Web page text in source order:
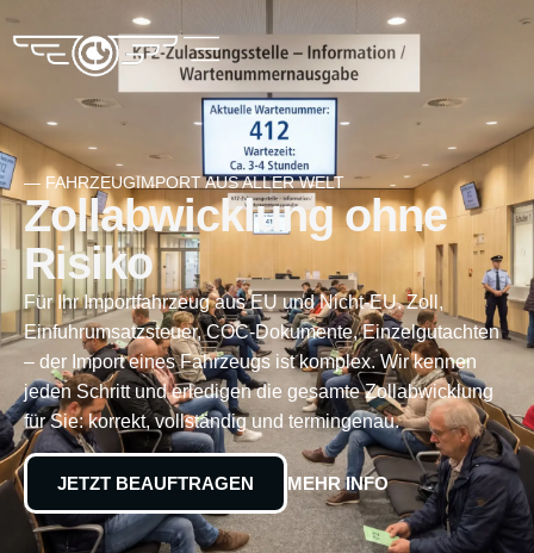
— FAHRZEUGIMPORT AUS ALLER WELT
Zoll­ab­wick­lung ohne
Risiko
Für Ihr Importfahrzeug aus EU und Nicht-EU. Zoll,
Einfuhrumsatzsteuer, COC-Dokumente, Einzelgutachten
– der Import eines Fahrzeugs ist komplex. Wir kennen
jeden Schritt und erledigen die gesamte Zollabwicklung
für Sie: korrekt, vollständig und termingenau.
JETZT BEAUFTRAGEN MEHR INFO